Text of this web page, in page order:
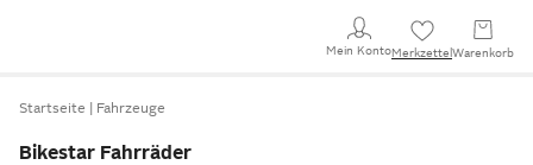
Mein KontoMerkzettel Warenkorb
Startseite Fahrzeuge
Bikestar Fahrräder